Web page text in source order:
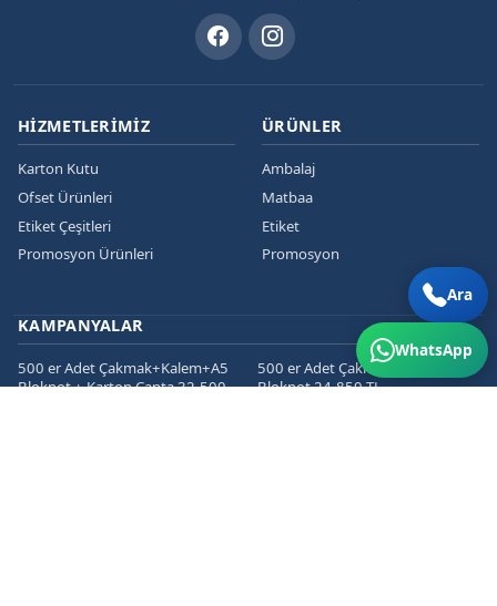
HIZMETLERIMIZ
Karton Kutu
Ofset Ürünleri
Etiket Çeşitleri
Promosyon Ürünleri
ÜRÜNLER
Ambalaj
Matbaa
Etiket
Promosyon
KAMPANYALAR
500 er Adet Çakmak+Kalem+A5
Bloknot + Karton Çanta 32.500
500 er Adet Çakmak+Kalem+A5
Bloknot 24.850 TL
Ara
WhatsApp